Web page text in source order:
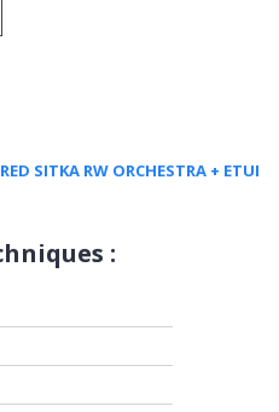
SITKA RW ORCHESTRA + ETUI
: